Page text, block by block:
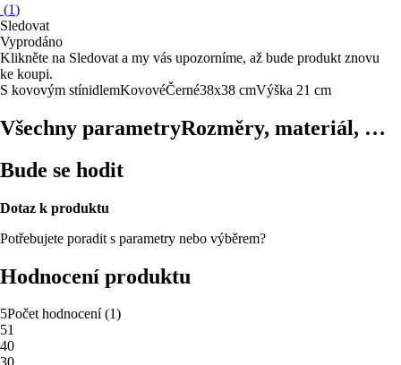
(1)
Sledovat
Vyprodáno
Klikněte na Sledovat a my vás upozorníme, až bude produkt znovu
ke koupi.
S kovovým stínidlemKovovéČerné38x38 cmVýška 21 cm
Všechny parametryRozměry, materiál, …
Bude se hodit
Dotaz k produktu
Potřebujete poradit s parametry nebo výběrem?
Hodnocení produktu
5Počet hodnocení(1)
51
40